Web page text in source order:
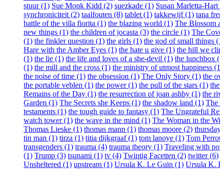
stuur (1) Sue Monk Kidd (2) suezkade (1) Susan Marletta-Hart
synchroniciteit (2) taalfouten (8) tablet (1) takkewijf (1) tana
battle of the villa fiorita (1) the blazing world (1) The Blossom
new things (1) the children of jocasta (3) the circle (1) The
(1) the finkler question (1) the girls (1) the god of small things
Hare with the Amber Eyes (1) the hate u give (1) the hill we
(1) the lie (1) the life and loves of a she-devil (1) the lunchbox
(1) the mill and the cross (1) the ministry of utmost happiness
the noise of time (1) the obsession (1) The Only Story (1) the
the portable veblen (1) the power (1) the pull of the stars (1)
Remains of the Day (1) the resurrection of joan ashby (1) the
Garden (1) The Secrets she Keeps (1) the shadow land (1) The
testaments (1) the tough guide to fantasy (1) The Ungrateful
watch tower (1) the wave in the mind (1) The Woman in the
Thomas Lieske (1) thomas mann (1) thomas moore (2)
tin man (1) tirza (1) titia dijkgraaf (1) tom lanoye (1) Tom
transgenders (1) trauma (4) trauma theory (1) Traveling with
(1) Trump (3) tsunami (1) tv (4) Twintig Facetten (2) twitter (6)
Unsheltered (1) upstream (1) Ursula K. Le Guin (1) Ursula K.